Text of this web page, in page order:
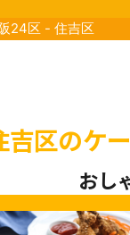
24区 - 住吉区
吉区のケ
おし
住吉区のケー